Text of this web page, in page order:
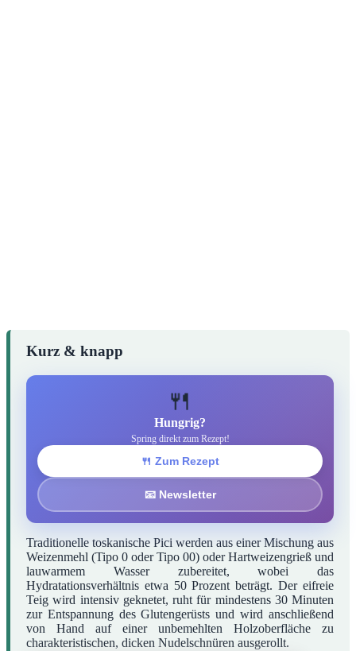
Kurz & knapp
🍴
Hungrig?
Spring direkt zum Rezept!
🍴 Zum Rezept
📧 Newsletter
Traditionelle toskanische Pici werden aus einer Mischung aus
Weizenmehl (Tipo 0 oder Tipo 00) oder Hartweizengrieß und
lauwarmem Wasser zubereitet, wobei das
Hydratationsverhältnis etwa 50 Prozent beträgt. Der eifreie
Teig wird intensiv geknetet, ruht für mindestens 30 Minuten
zur Entspannung des Glutengerüsts und wird anschließend
von Hand auf einer unbemehlten Holzoberfläche zu
charakteristischen, dicken Nudelschnüren ausgerollt.